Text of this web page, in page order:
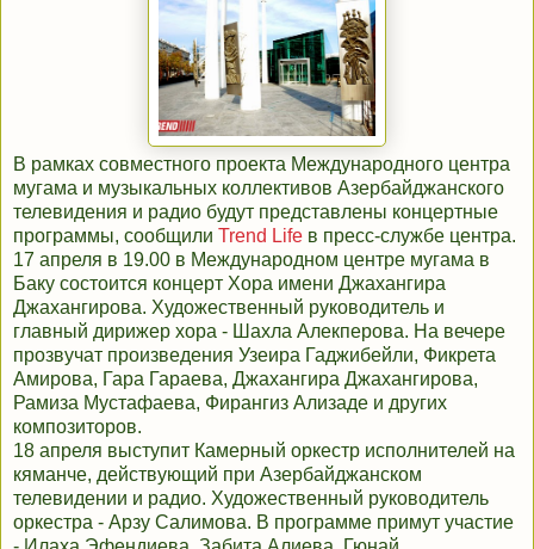
В рамках совместного проекта Международного центра
мугама и музыкальных коллективов Азербайджанского
телевидения и радио будут представлены концертные
программы, сообщили Trend Life в пресс-службе центра.
17 апреля в 19.00 в Международном центре мугама в
Баку состоится концерт Хора имени Джахангира
Джахангирова. Художественный руководитель и
главный дирижер хора - Шахла Алекперова. На вечере
прозвучат произведения Узеира Гаджибейли, Фикрета
Амирова, Гара Гараева, Джахангира Джахангирова,
Рамиза Мустафаева, Фирангиз Ализаде и других
композиторов.
18 апреля выступит Камерный оркестр исполнителей на
кяманче, действующий при Азербайджанском
телевидении и радио. Художественный руководитель
оркестра - Арзу Салимова. В программе примут участие